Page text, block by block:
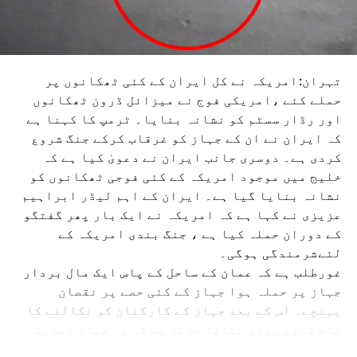
تہران:امریکہ نے کل ایران کے کئی ٹھکانوں پر
حملے کئے ،امریکی فوج نے میزائل ڈرون ٹھکانوں
اور رڈار سسٹم کو نشانہ بنایا۔ ٹرمپ کا کہنا ہے
کہ ایران نے ان کے جہاز کو غرقاب کرکے جنگ شروع
کردی ہے۔ دوسری جانب ایران نے دعویٰ کیا ہے کہ
خلیج میں موجود امریکہ کے کئی فوجی ٹھکانوں کو
نشانہ بنایا گیا ہے۔ ایران کے اہم لیڈر ابراہیم
عزیزی نے کہا ہے کہ امریکہ نے ایک بار پھر گفتگو
کے دوران حملہ کیا ہے ، جنگ بندی امریکہ کے
لئےشرمندگی ہوگی۔
غورطلب ہے کہ عمان کے ساحل کے پاس ایک مال بردار
جہاز پر حملہ ہوا جہاز کے کئی حصے پر نقصان
پہنچے۔ اس کے بعد جہاز کے کارکنان کو نکالنے کا